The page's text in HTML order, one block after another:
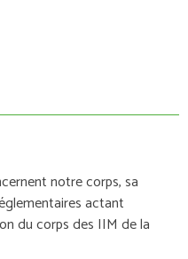
notre corps, sa
actant
du corps des IIM de la